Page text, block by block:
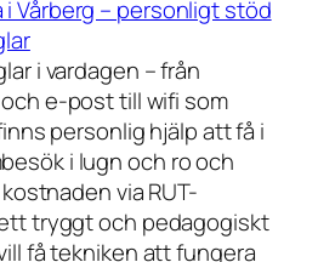
i Vårberg – personligt stöd
i vardagen – från
e-post till wifi som
personlig hjälp att få i
i lugn och ro och
via RUT-
tryggt och pedagogiskt
få tekniken att fungera